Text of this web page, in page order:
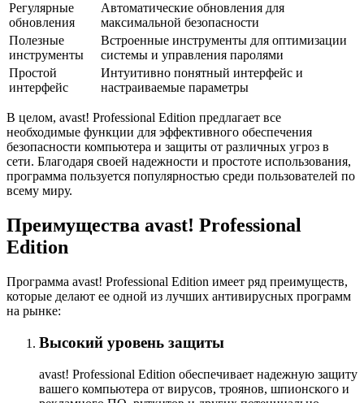
Регулярные
обновления
Автоматические обновления для
максимальной безопасности
Полезные
инструменты
Встроенные инструменты для оптимизации
системы и управления паролями
Простой
интерфейс
Интуитивно понятный интерфейс и
настраиваемые параметры
В целом, avast! Professional Edition предлагает все
необходимые функции для эффективного обеспечения
безопасности компьютера и защиты от различных угроз в
сети. Благодаря своей надежности и простоте использования,
программа пользуется популярностью среди пользователей по
всему миру.
Преимущества avast! Professional
Edition
Программа avast! Professional Edition имеет ряд преимуществ,
которые делают ее одной из лучших антивирусных программ
на рынке:
Высокий уровень защиты
avast! Professional Edition обеспечивает надежную защиту
вашего компьютера от вирусов, троянов, шпионского и